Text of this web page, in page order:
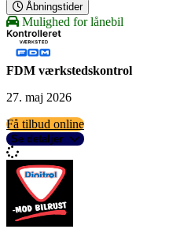
Åbningstider
Mulighed for lånebil
FDM værkstedskontrol
27. maj 2026
Få tilbud online
Se detaljer